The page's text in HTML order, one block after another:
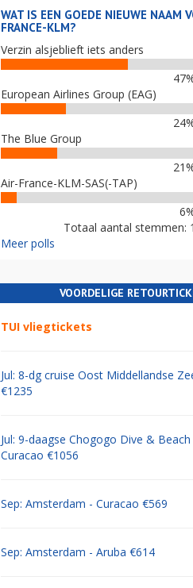
WAT IS EEN GOEDE NIEUWE NAAM
FRANCE-KLM?
Verzin alsjeblieft iets anders
European Airlines Group (EAG)
The Blue Group
Air-France-KLM-SAS(-TAP)
Totaal aantal stemmen:
Meer polls
VOORDELIGE
TUI vliegtickets
Jul: 8-dg cruise Oost Middellandse
€1235
Jul: 9-daagse Chogogo Dive & Beach
Curacao €1056
Sep: Amsterdam - Curacao €569
Sep: Amsterdam - Aruba €614